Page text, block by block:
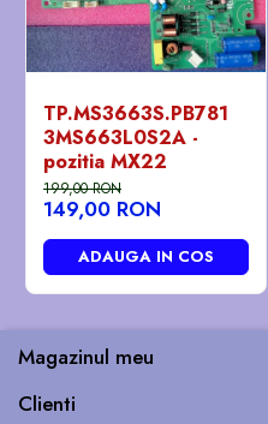
TP.MS3663S.PB781
3MS663L0S2A -
pozitia MX22
199,00 RON
149,00 RON
ADAUGA IN COS
Magazinul meu
Clienti